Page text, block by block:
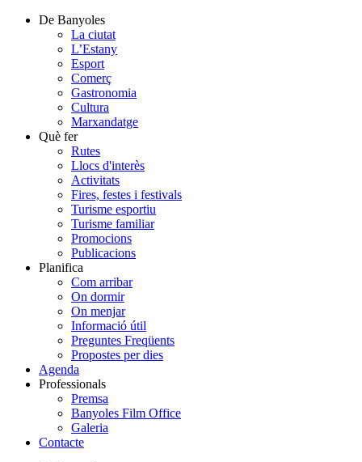
De Banyoles
La ciutat
L’Estany
Esport
Comerç
Gastronomia
Cultura
Marxandatge
Què fer
Rutes
Llocs d'interès
Activitats
Fires, festes i festivals
Turisme esportiu
Turisme familiar
Promocions
Publicacions
Planifica
Com arribar
On dormir
On menjar
Informació útil
Preguntes Freqüents
Propostes per dies
Agenda
Professionals
Premsa
Banyoles Film Office
Galeria
Contacte